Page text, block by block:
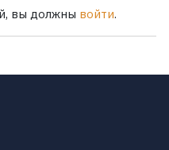
вы должны войти.